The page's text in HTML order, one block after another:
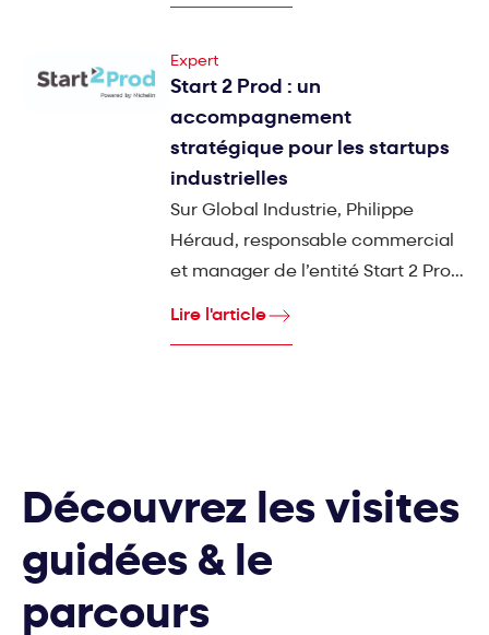
Expert
Start 2 Prod : un
accompagnement
stratégique pour les startups
industrielles
Sur Global Industrie, Philippe
Héraud, responsable commercial
et manager de l’entité Start 2 Prod,
Lire l'article
Découvrez les visites
guidées & le
parcours